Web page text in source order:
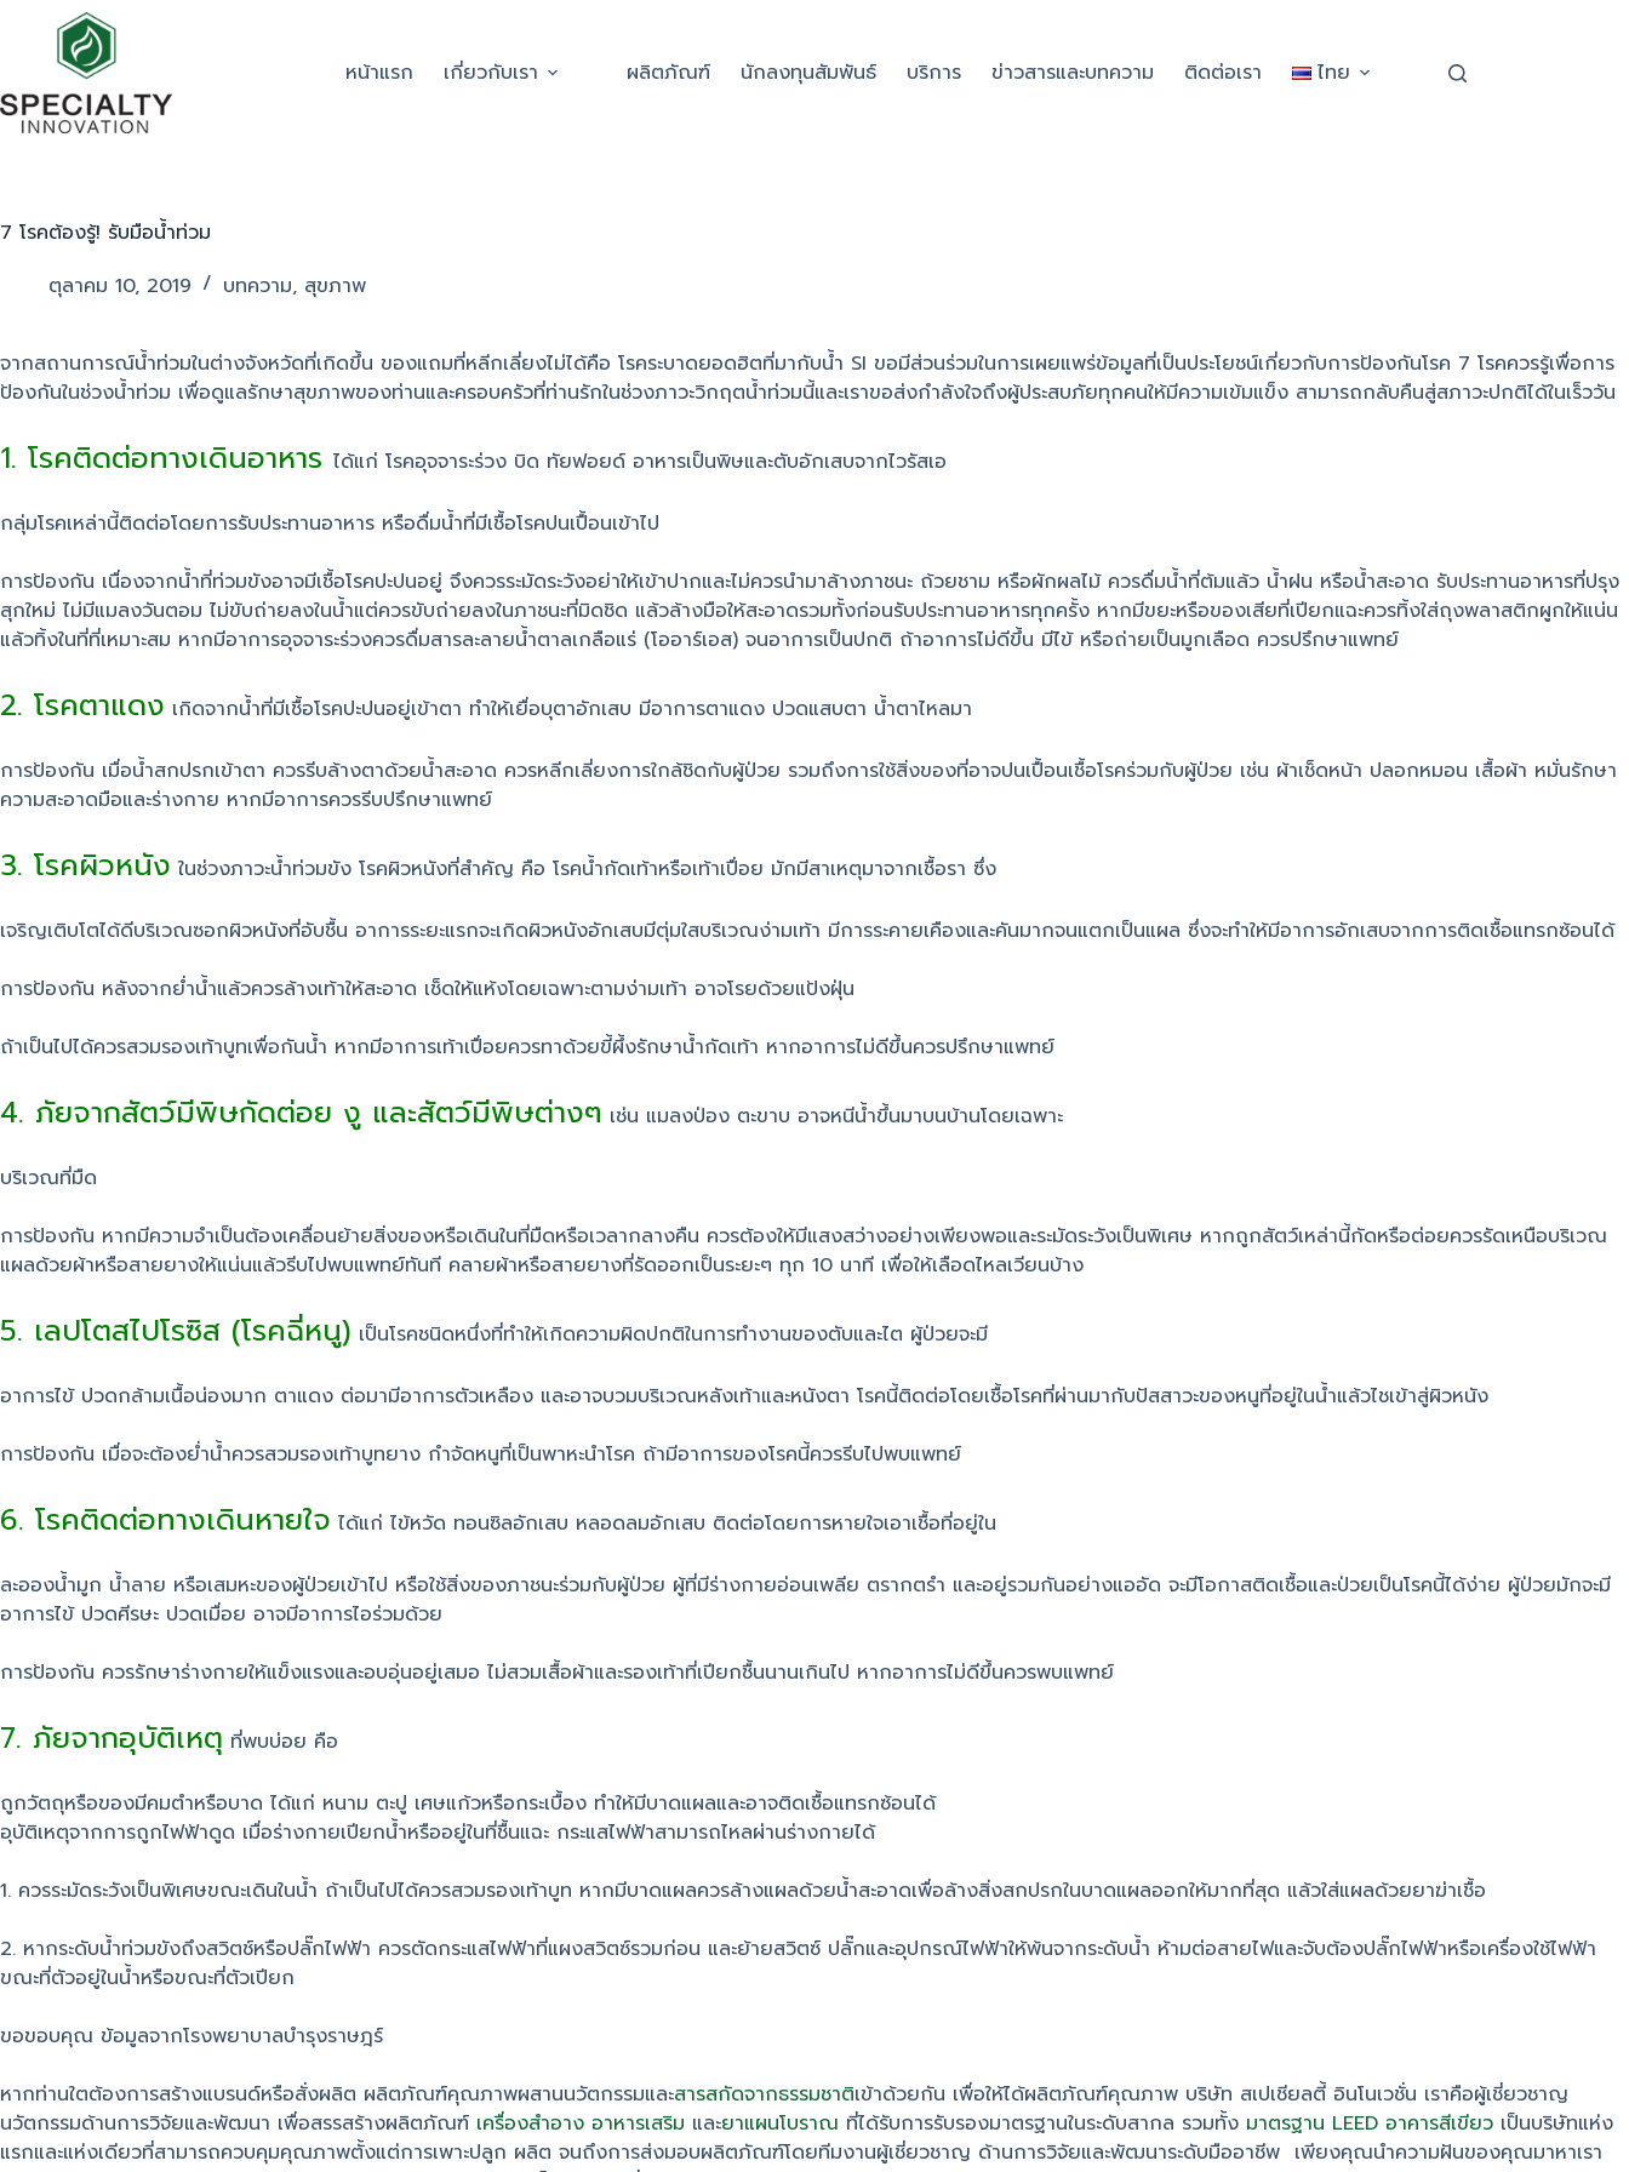
หน้าแรก เกี่ยวกับเรา ผลิตภัณฑ์ นักลงทุนสัมพันธ์ บริการ ข่าวสารและบทความ ติดต่อเรา ไทย
7 โรคต้องรู้! รับมือน้ำท่วม
ตุลาคม 10, 2019
บทความ, สุขภาพ
จากสถานการณ์น้ำท่วมในต่างจังหวัดที่เกิดขึ้น ของแถมที่หลีกเลี่ยงไม่ได้คือ โรคระบาดยอดฮิตที่มากับน้ำ SI ขอมีส่วนร่วมในการเผยแพร่ข้อมูลที่เป็นประโยชน์เกี่ยวกับการป้องกันโรค 7 โรคควรรู้เพื่อการ
ป้องกันในช่วงน้ำท่วม เพื่อดูแลรักษาสุขภาพของท่านและครอบครัวที่ท่านรักในช่วงภาวะวิกฤตน้ำท่วมนี้และเราขอส่งกำลังใจถึงผู้ประสบภัยทุกคนให้มีความเข้มแข็ง สามารถกลับคืนสู่สภาวะปกติได้ในเร็ววัน
1. โรคติดต่อทางเดินอาหาร ได้แก่ โรคอุจจาระร่วง บิด ทัยฟอยด์ อาหารเป็นพิษและตับอักเสบจากไวรัสเอ
กลุ่มโรคเหล่านี้ติดต่อโดยการรับประทานอาหาร หรือดื่มน้ำที่มีเชื้อโรคปนเปื้อนเข้าไป
การป้องกัน เนื่องจากน้ำที่ท่วมขังอาจมีเชื้อโรคปะปนอยู่ จึงควรระมัดระวังอย่าให้เข้าปากและไม่ควรนำมาล้างภาชนะ ถ้วยชาม หรือผักผลไม้ ควรดื่มน้ำที่ต้มแล้ว น้ำฝน หรือน้ำสะอาด รับประทานอาหารที่ปรุง
สุกใหม่ ไม่มีแมลงวันตอม ไม่ขับถ่ายลงในน้ำแต่ควรขับถ่ายลงในภาชนะที่มิดชิด แล้วล้างมือให้สะอาดรวมทั้งก่อนรับประทานอาหารทุกครั้ง หากมีขยะหรือของเสียที่เปียกแฉะควรทิ้งใส่ถุงพลาสติกผูกให้แน่น
แล้วทิ้งในที่ที่เหมาะสม หากมีอาการอุจจาระร่วงควรดื่มสารละลายน้ำตาลเกลือแร่ (โออาร์เอส) จนอาการเป็นปกติ ถ้าอาการไม่ดีขึ้น มีไข้ หรือถ่ายเป็นมูกเลือด ควรปรึกษาแพทย์
2. โรคตาแดง เกิดจากน้ำที่มีเชื้อโรคปะปนอยู่เข้าตา ทำให้เยื่อบุตาอักเสบ มีอาการตาแดง ปวดแสบตา น้ำตาไหลมา
การป้องกัน เมื่อน้ำสกปรกเข้าตา ควรรีบล้างตาด้วยน้ำสะอาด ควรหลีกเลี่ยงการใกล้ชิดกับผู้ป่วย รวมถึงการใช้สิ่งของที่อาจปนเปื้อนเชื้อโรคร่วมกับผู้ป่วย เช่น ผ้าเช็ดหน้า ปลอกหมอน เสื้อผ้า หมั่นรักษา
ความสะอาดมือและร่างกาย หากมีอาการควรรีบปรึกษาแพทย์
3. โรคผิวหนัง ในช่วงภาวะน้ำท่วมขัง โรคผิวหนังที่สำคัญ คือ โรคน้ำกัดเท้าหรือเท้าเปื่อย มักมีสาเหตุมาจากเชื้อรา ซึ่ง
เจริญเติบโตได้ดีบริเวณซอกผิวหนังที่อับชื้น อาการระยะแรกจะเกิดผิวหนังอักเสบมีตุ่มใสบริเวณง่ามเท้า มีการระคายเคืองและคันมากจนแตกเป็นแผล ซึ่งจะทำให้มีอาการอักเสบจากการติดเชื้อแทรกซ้อนได้
การป้องกัน หลังจากย่ำน้ำแล้วควรล้างเท้าให้สะอาด เช็ดให้แห้งโดยเฉพาะตามง่ามเท้า อาจโรยด้วยแป้งฝุ่น
ถ้าเป็นไปได้ควรสวมรองเท้าบูทเพื่อกันน้ำ หากมีอาการเท้าเปื่อยควรทาด้วยขี้ผึ้งรักษาน้ำกัดเท้า หากอาการไม่ดีขึ้นควรปรึกษาแพทย์
4. ภัยจากสัตว์มีพิษกัดต่อย งู และสัตว์มีพิษต่างๆ เช่น แมลงป่อง ตะขาบ อาจหนีน้ำขึ้นมาบนบ้านโดยเฉพาะ
บริเวณที่มืด
การป้องกัน หากมีความจำเป็นต้องเคลื่อนย้ายสิ่งของหรือเดินในที่มืดหรือเวลากลางคืน ควรต้องให้มีแสงสว่างอย่างเพียงพอและระมัดระวังเป็นพิเศษ หากถูกสัตว์เหล่านี้กัดหรือต่อยควรรัดเหนือบริเวณ
แผลด้วยผ้าหรือสายยางให้แน่นแล้วรีบไปพบแพทย์ทันที คลายผ้าหรือสายยางที่รัดออกเป็นระยะๆ ทุก 10 นาที เพื่อให้เลือดไหลเวียนบ้าง
5. เลปโตสไปโรซิส (โรคฉี่หนู) เป็นโรคชนิดหนึ่งที่ทำให้เกิดความผิดปกติในการทำงานของตับและไต ผู้ป่วยจะมี
อาการไข้ ปวดกล้ามเนื้อน่องมาก ตาแดง ต่อมามีอาการตัวเหลือง และอาจบวมบริเวณหลังเท้าและหนังตา โรคนี้ติดต่อโดยเชื้อโรคที่ผ่านมากับปัสสาวะของหนูที่อยู่ในน้ำแล้วไชเข้าสู่ผิวหนัง
การป้องกัน เมื่อจะต้องย่ำน้ำควรสวมรองเท้าบูทยาง กำจัดหนูที่เป็นพาหะนำโรค ถ้ามีอาการของโรคนี้ควรรีบไปพบแพทย์
6. โรคติดต่อทางเดินหายใจ ได้แก่ ไข้หวัด ทอนซิลอักเสบ หลอดลมอักเสบ ติดต่อโดยการหายใจเอาเชื้อที่อยู่ใน
ละอองน้ำมูก น้ำลาย หรือเสมหะของผู้ป่วยเข้าไป หรือใช้สิ่งของภาชนะร่วมกับผู้ป่วย ผู้ที่มีร่างกายอ่อนเพลีย ตรากตรำ และอยู่รวมกันอย่างแออัด จะมีโอกาสติดเชื้อและป่วยเป็นโรคนี้ได้ง่าย ผู้ป่วยมักจะมี
อาการไข้ ปวดศีรษะ ปวดเมื่อย อาจมีอาการไอร่วมด้วย
การป้องกัน ควรรักษาร่างกายให้แข็งแรงและอบอุ่นอยู่เสมอ ไม่สวมเสื้อผ้าและรองเท้าที่เปียกชื้นนานเกินไป หากอาการไม่ดีขึ้นควรพบแพทย์
7. ภัยจากอุบัติเหตุ ที่พบบ่อย คือ
ถูกวัตถุหรือของมีคมตำหรือบาด ได้แก่ หนาม ตะปู เศษแก้วหรือกระเบื้อง ทำให้มีบาดแผลและอาจติดเชื้อแทรกซ้อนได้
อุบัติเหตุจากการถูกไฟฟ้าดูด เมื่อร่างกายเปียกน้ำหรืออยู่ในที่ชื้นแฉะ กระแสไฟฟ้าสามารถไหลผ่านร่างกายได้
1. ควรระมัดระวังเป็นพิเศษขณะเดินในน้ำ ถ้าเป็นไปได้ควรสวมรองเท้าบูท หากมีบาดแผลควรล้างแผลด้วยน้ำสะอาดเพื่อล้างสิ่งสกปรกในบาดแผลออกให้มากที่สุด แล้วใส่แผลด้วยยาฆ่าเชื้อ
2. หากระดับน้ำท่วมขังถึงสวิตช์หรือปลั๊กไฟฟ้า ควรตัดกระแสไฟฟ้าที่แผงสวิตซ์รวมก่อน และย้ายสวิตซ์ ปลั๊กและอุปกรณ์ไฟฟ้าให้พ้นจากระดับน้ำ ห้ามต่อสายไฟและจับต้องปลั๊กไฟฟ้าหรือเครื่องใช้ไฟฟ้า
ขณะที่ตัวอยู่ในน้ำหรือขณะที่ตัวเปียก
ขอขอบคุณ ข้อมูลจากโรงพยาบาลบำรุงราษฎร์
หากท่านใตต้องการสร้างแบรนด์หรือสั่งผลิต ผลิตภัณฑ์คุณภาพผสานนวัตกรรมและสารสกัดจากธรรมชาติเข้าด้วยกัน เพื่อให้ได้ผลิตภัณฑ์คุณภาพ บริษัท สเปเชียลตี้ อินโนเวชั่น เราคือผู้เชี่ยวชาญ
นวัตกรรมด้านการวิจัยและพัฒนา เพื่อสรรสร้างผลิตภัณฑ์ เครื่องสำอาง อาหารเสริม และยาแผนโบราณ ที่ได้รับการรับรองมาตรฐานในระดับสากล รวมทั้ง มาตรฐาน LEED อาคารสีเขียว เป็นบริษัทแห่ง
แรกและแห่งเดียวที่สามารถควบคุมคุณภาพตั้งแต่การเพาะปลูก ผลิต จนถึงการส่งมอบผลิตภัณฑ์โดยทีมงานผู้เชี่ยวชาญ ด้านการวิจัยและพัฒนาระดับมืออาชีพ เพียงคุณนำความฝันของคุณมาหาเรา